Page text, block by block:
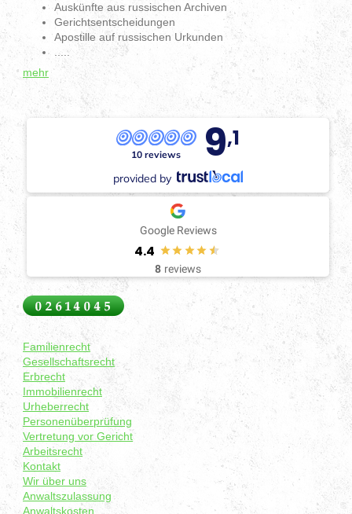
Auskünfte aus russischen Archiven
Gerichtsentscheidungen
Apostille auf russischen Urkunden
.....
mehr
10 reviews 9,1
provided by
Google Reviews
4.4
8 reviews
Familienrecht
Gesellschaftsrecht
Erbrecht
Immobilienrecht
Urheberrecht
Personenüberprüfung
Vertretung vor Gericht
Arbeitsrecht
Kontakt
Wir über uns
Anwaltszulassung
Anwaltskosten